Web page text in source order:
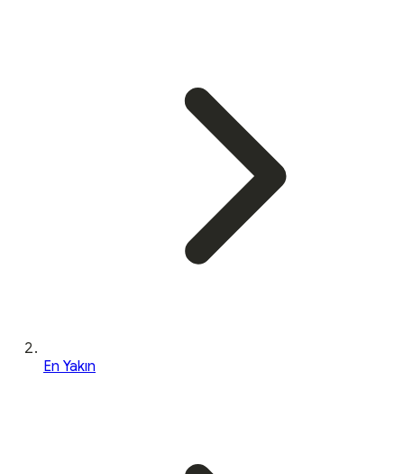
En Yakın